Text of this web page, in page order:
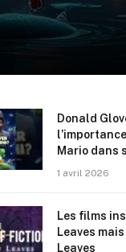
Donald
Mario dans
1 avril 2026
Les films
Leaves
Leaves